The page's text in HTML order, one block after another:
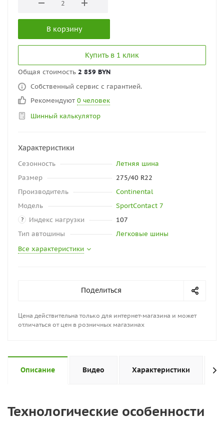
В корзину
Купить в 1 клик
Общая стоимость 2 859 BYN
Собственный сервис с гарантией.
Рекомендуют 0 человек
Шинный калькулятор
Характеристики
Сезонность
Летняя шина
Размер
275/40 R22
Производитель
Continental
Модель
SportContact 7
? Индекс нагрузки
107
Тип автошины
Легковые шины
Все характеристики
Поделиться
Цена действительна только для интернет-магазина и может
отличаться от цен в розничных магазинах
Описание Видео Характеристики
Технологические особенности